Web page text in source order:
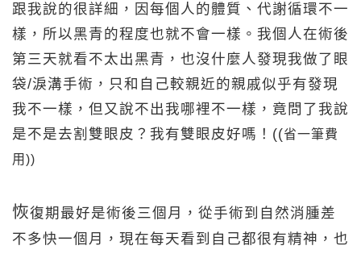
跟我說的很詳細，因每個人的體質、代謝循環不一
樣，所以黑青的程度也就不會一樣。我個人在術後
第三天就看不太出黑青，也沒什麼人發現我做了眼
袋/淚溝手術，只和自己較親近的親戚似乎有發現
我不一樣，但又說不出我哪裡不一樣，竟問了我說
是不是去割雙眼皮？我有雙眼皮好嗎！((省一筆費
用))
恢復期最好是術後三個月，從手術到自然消腫差
不多快一個月，現在每天看到自己都很有精神，也